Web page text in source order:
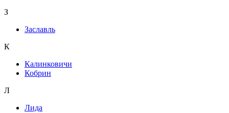
З
Заславль
К
Калинковичи
Кобрин
Л
Лида